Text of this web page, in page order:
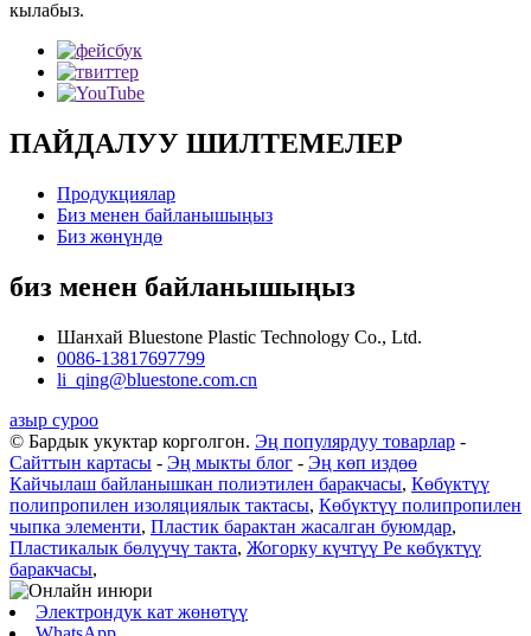
кылабыз.
ПАЙДАЛУУ ШИЛТЕМЕЛЕР
Продукциялар
Биз менен байланышыңыз
Биз жөнүндө
биз менен байланышыңыз
Шанхай Bluestone Plastic Technology Co., Ltd.
0086-13817697799
li_qing@bluestone.com.cn
азыр суроо
© Бардык укуктар корголгон. Эң популярдуу товарлар -
Сайттын картасы - Эң мыкты блог - Эң көп издөө
Кайчылаш байланышкан полиэтилен баракчасы, Көбүктүү
полипропилен изоляциялык тактасы, Көбүктүү полипропилен
чыпка элементи, Пластик барактан жасалган буюмдар,
Пластикалык бөлүүчү такта, Жогорку күчтүү Pe көбүктүү
баракчасы,
Электрондук кат жөнөтүү